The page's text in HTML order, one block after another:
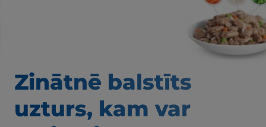
Zinātnē balstīts
uzturs, kam var